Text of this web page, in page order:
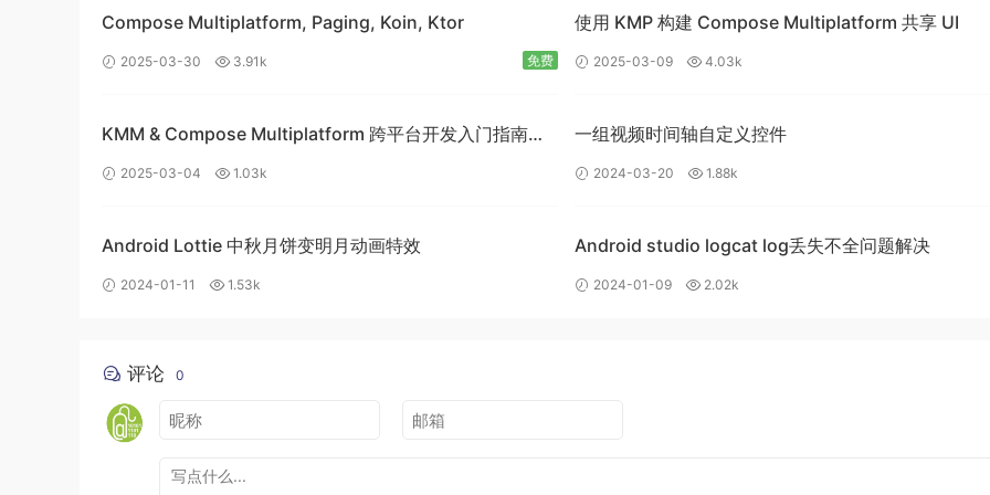
Compose Multiplatform, Paging, Koin, Ktor
2025-03-30 3.91k 免费
使用 KMP 构建 Compose Multiplatform 共享 UI
2025-03-09 4.03k
KMM & Compose Multiplatform 跨平台开发入门指南：
构建高效的移动应用
2025-03-04 1.03k
一组视频时间轴自定义控件
2024-03-20 1.88k
Android Lottie 中秋月饼变明月动画特效
2024-01-11 1.53k
Android studio logcat log丢失不全问题解决
2024-01-09 2.02k
评论 0